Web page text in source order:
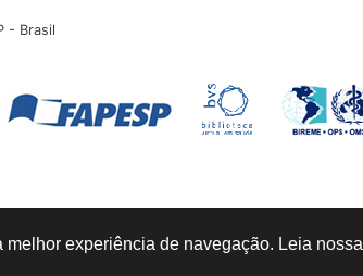
- Brasil
experiência de navegação. Leia nossa